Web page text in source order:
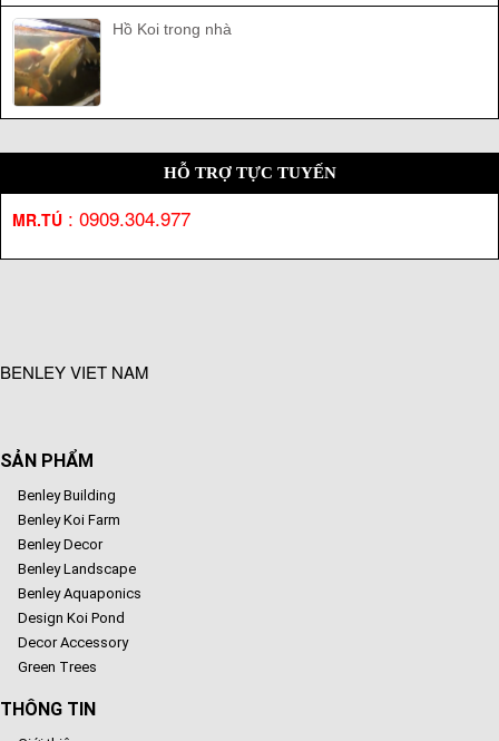
Hồ Koi trong nhà
HỖ TRỢ TỰC TUYẾN
MR.TÚ : 0909.304.977
BENLEY VIET NAM
SẢN PHẨM
Benley Building
Benley Koi Farm
Benley Decor
Benley Landscape
Benley Aquaponics
Design Koi Pond
Decor Accessory
Green Trees
THÔNG TIN